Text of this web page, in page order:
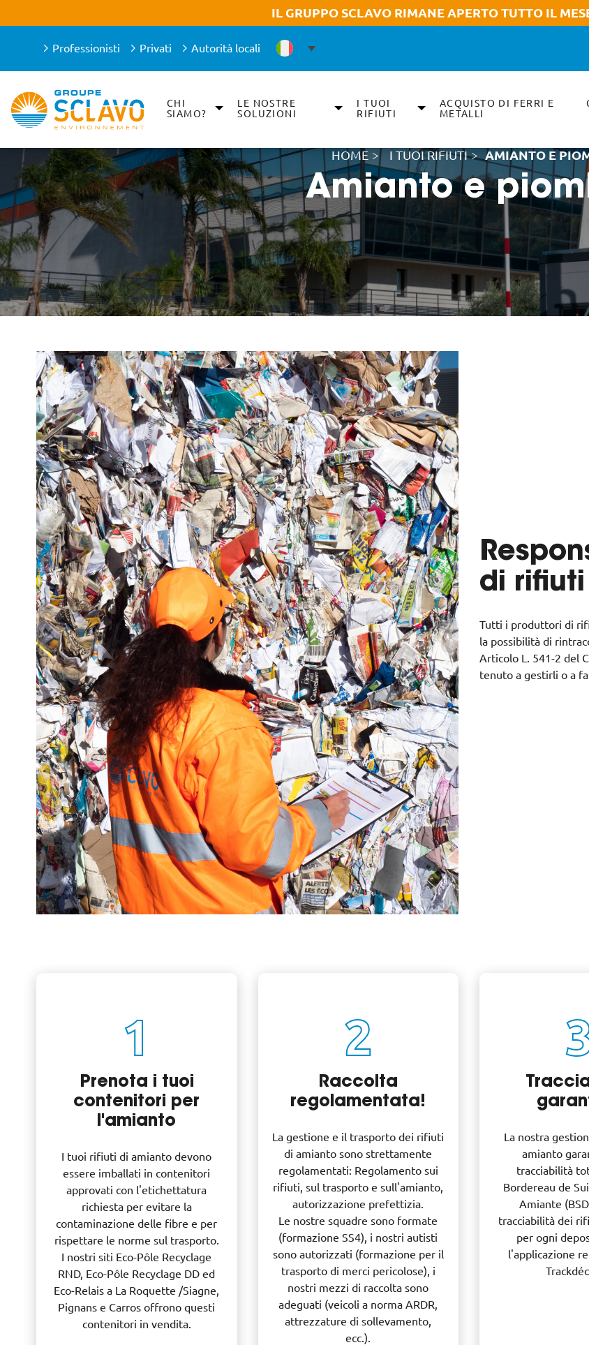
IL GRUPPO SCLAVO RIMANE APERTO TUTTO IL
Professionisti Privati Autorità locali
Skip
Main menu
CHI
SIAMO?
LE NOSTRE
SOLUZIONI
I TUOI
RIFIUTI
ACQUISTO DI FERRI E
METALLI
HOME > I TUOI RIFIUTI > AMIANTO E
Amianto e
di rifiuti
Tutti i produttori di
la possibilità di
Articolo L. 541-2 del
tenuto a gestirli o a
1
Prenota i tuoi
contenitori per
l'amianto
I tuoi rifiuti di amianto devono
essere imballati in contenitori
approvati con l'etichettatura
richiesta per evitare la
contaminazione delle fibre e per
rispettare le norme sul trasporto.
I nostri siti Eco-Pôle Recyclage
RND, Eco-Pôle Recyclage DD ed
Eco-Relais a La Roquette /Siagne,
Pignans e Carros offrono questi
contenitori in vendita.
2
Raccolta
regolamentata!
La gestione e il trasporto dei rifiuti
di amianto sono strettamente
regolamentati: Regolamento sui
rifiuti, sul trasporto e sull'amianto,
autorizzazione prefettizia.
Le nostre squadre sono formate
(formazione SS4), i nostri autisti
sono autorizzati (formazione per il
trasporto di merci pericolose), i
nostri mezzi di raccolta sono
adeguati (veicoli a norma ARDR,
attrezzature di sollevamento,
ecc.).
La nostra
amianto
tracciabilità
Bordereau de
Amiante
tracciabilità dei
per ogni
l'applicazione